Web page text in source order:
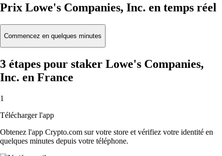
Prix Lowe's Companies, Inc. en temps réel
Commencez en quelques minutes
3 étapes pour staker Lowe's Companies,
Inc. en France
1
Télécharger l'app
Obtenez l'app Crypto.com sur votre store et vérifiez votre identité en
quelques minutes depuis votre téléphone.